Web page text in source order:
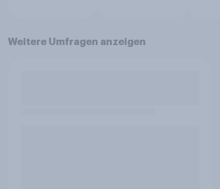
Weitere Umfragen anzeigen